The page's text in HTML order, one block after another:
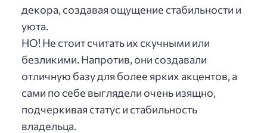
декора, создавая ощущение стабильности и
уюта.
НО! Не стоит считать их скучными или
безликими. Напротив, они создавали
отличную базу для более ярких акцентов, а
сами по себе выглядели очень изящно,
подчеркивая статус и стабильность
владельца.